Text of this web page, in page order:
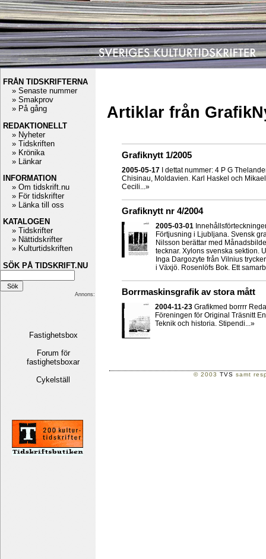
Artiklar från
Grafiknytt 1/2005
2005-05-17
I dettat nummer: 4 P G
Chisinau, Moldavien. Karl Haskel och
Cecili...»
Grafiknytt nr 4/2004
2005-03-01
Förtjusning i Ljubljana. Svensk
Nilsson berättar med
tecknar. Xylons svenska sektion.
Inga Dargozyte från Vilnius
i Växjö. Rosenlöfs Bok. Ett
Borrmaskinsgrafik av stora mått
2004-11-23 Grafikmed borrrr
Föreningen för Original Träsnitt
Teknik och historia. Stipendi...»
© 2003 TVS samt
FRÅN TIDSKRIFTERNA
» Senaste nummer
» Smakprov
» På gång
REDAKTIONELLT
» Nyheter
» Tidskriften
» Krönika
» Länkar
INFORMATION
» Om tidskrift.nu
» För tidskrifter
» Länka till oss
KATALOGEN
» Tidskrifter
» Nättidskrifter
» Kulturtidskriften
SÖK PÅ TIDSKRIFT.NU
Annons:
Fastighetsbox
Forum för
fastighetsboxar
Cykelställ